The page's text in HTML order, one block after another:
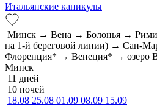
Итальянские каникулы
Минск → Вена → Болонья →
на 1-й береговой линии) → Сан-
Флоренция* → Венеция* → озеро
Минск
11 дней
10 ночей
18.08 25.08 01.09 08.09 15.09